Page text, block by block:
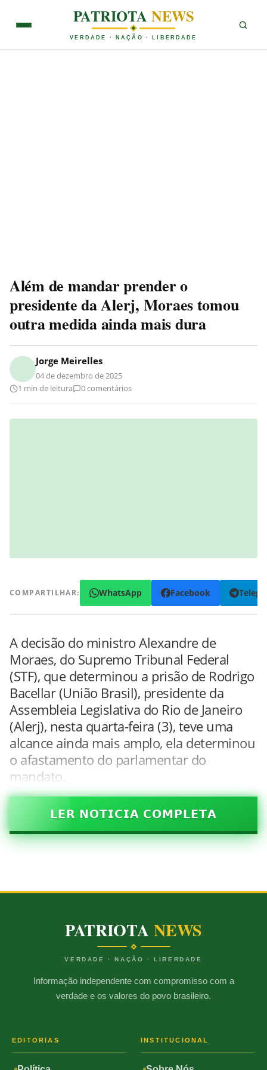
PATRIOTANEWS
VERDADE · NAÇÃO · LIBERDADE
Além de mandar prender o
presidente da Alerj, Moraes tomou
outra medida ainda mais dura
Jorge Meirelles
04 de dezembro de 2025
1 min de leitura
0 comentários
COMPARTILHAR: WhatsApp Facebook
A decisão do ministro Alexandre de
Moraes, do Supremo Tribunal Federal
(STF), que determinou a prisão de Rodrigo
Bacellar (União Brasil), presidente da
Assembleia Legislativa do Rio de Janeiro
(Alerj), nesta quarta-feira (3), teve uma
alcance ainda mais amplo, ela determinou
o afastamento do parlamentar do
mandato.
𝗟𝗘𝗥 𝗡𝗢𝗧𝗜𝗖𝗜𝗔 𝗖𝗢𝗠𝗣𝗟𝗘𝗧𝗔
PATRIOTANEWS
VERDADE · NAÇÃO · LIBERDADE
Informação independente com compromisso com a
verdade e os valores do povo brasileiro.
EDITORIAS INSTITUCIONAL